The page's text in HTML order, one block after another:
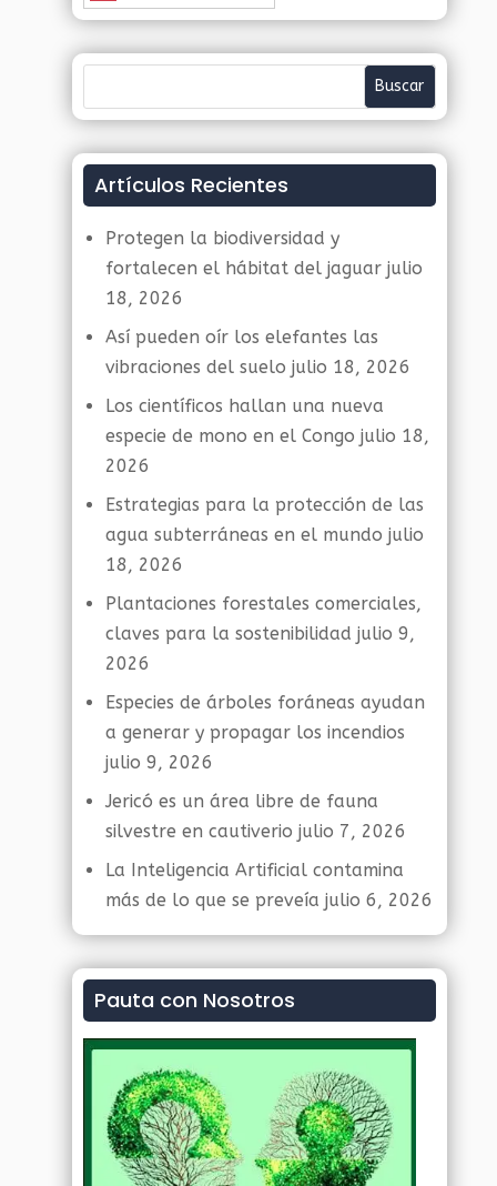
Artículos Recientes
Protegen la biodiversidad y
fortalecen el hábitat del jaguar julio
18, 2026
Así pueden oír los elefantes las
vibraciones del suelo julio 18, 2026
Los científicos hallan una nueva
especie de mono en el Congo julio 18,
2026
Estrategias para la protección de las
agua subterráneas en el mundo julio
18, 2026
Plantaciones forestales comerciales,
claves para la sostenibilidad julio 9,
2026
Especies de árboles foráneas ayudan
a generar y propagar los incendios
julio 9, 2026
Jericó es un área libre de fauna
silvestre en cautiverio julio 7, 2026
La Inteligencia Artificial contamina
más de lo que se preveía julio 6, 2026
Pauta con Nosotros